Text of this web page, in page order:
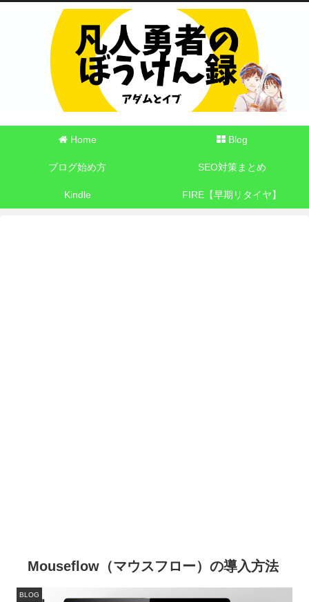
Home Blog
ブログ始め方 SEO対策まとめ
Kindle FIRE【早期リタイヤ】
Mouseflow（マウスフロー）の導入方法
BLOG